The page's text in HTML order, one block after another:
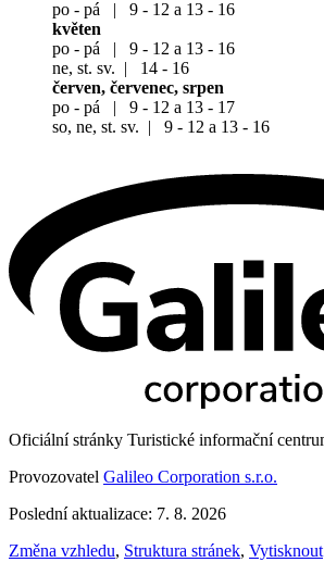
po - pá | 9 - 12 a 13 - 16
květen
po - pá | 9 - 12 a 13 - 16
ne, st. sv. | 14 - 16
červen, červenec, srpen
po - pá | 9 - 12 a 13 - 17
so, ne, st. sv. | 9 - 12 a 13 - 16
Oficiální stránky Turistické informační
Provozovatel Galileo Corporation s.r.o.
Poslední aktualizace: 7. 8. 2026
Změna vzhledu, Struktura stránek, Vytisknout